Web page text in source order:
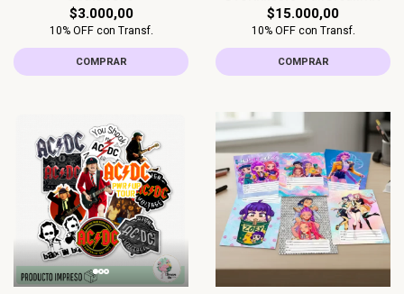
$3.000,00
10% OFF con Transf.
COMPRAR
$15.000,00
10% OFF con Transf.
COMPRAR